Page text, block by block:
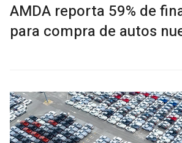
AMDA reporta 59% de
para compra de autos